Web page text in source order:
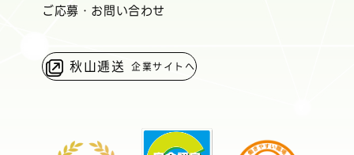
ご応募・お問い合わせ
秋山逓送 企業サイトへ